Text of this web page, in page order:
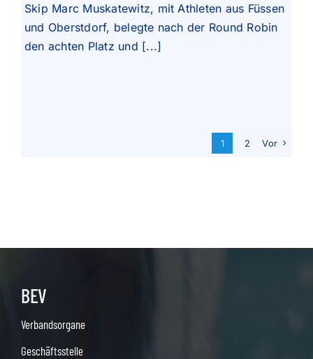
Skip Marc Muskatewitz, mit Athleten aus Füssen
und Oberstdorf, belegte nach der Round Robin
den achten Platz und [...]
1 2 Vor
BEV
Verbandsorgane
Geschäftsstelle